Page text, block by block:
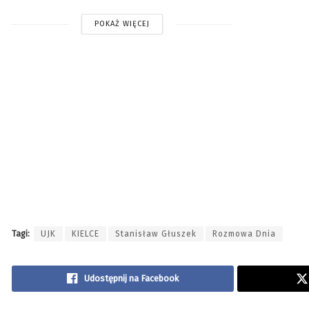
POKAŻ WIĘCEJ
Tagi: UJK KIELCE Stanisław Głuszek Rozmowa Dnia
Udostępnij na Facebook